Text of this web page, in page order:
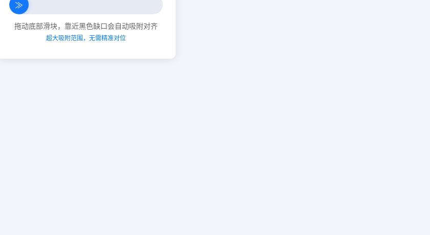
≫
拖动底部滑块，靠近黑色缺口会自动吸附对齐
超大吸附范围，无需精准对位